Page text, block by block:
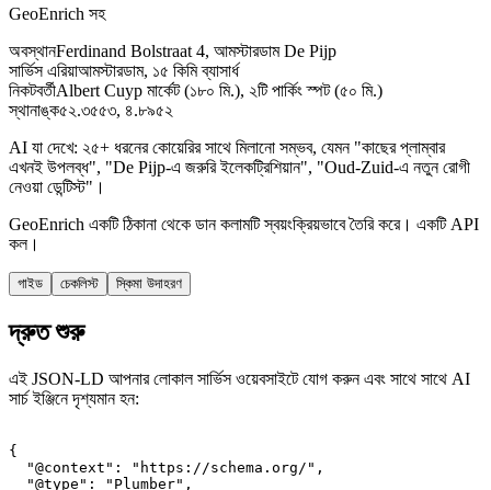
GeoEnrich সহ
অবস্থানFerdinand Bolstraat 4, আমস্টারডাম De Pijp
সার্ভিস এরিয়াআমস্টারডাম, ১৫ কিমি ব্যাসার্ধ
নিকটবর্তীAlbert Cuyp মার্কেট (১৮০ মি.), ২টি পার্কিং স্পট (৫০ মি.)
স্থানাঙ্ক৫২.৩৫৫৩, ৪.৮৯৫২
AI যা দেখে: ২৫+ ধরনের কোয়েরির সাথে মিলানো সম্ভব, যেমন "কাছের প্লাম্বার
এখনই উপলব্ধ", "De Pijp-এ জরুরি ইলেকট্রিশিয়ান", "Oud-Zuid-এ নতুন রোগী
নেওয়া ডেন্টিস্ট"।
GeoEnrich একটি ঠিকানা থেকে ডান কলামটি স্বয়ংক্রিয়ভাবে তৈরি করে। একটি API
কল।
গাইড চেকলিস্ট স্কিমা উদাহরণ
দ্রুত শুরু
এই JSON-LD আপনার লোকাল সার্ভিস ওয়েবসাইটে যোগ করুন এবং সাথে সাথে AI
সার্চ ইঞ্জিনে দৃশ্যমান হন:
{
  "@context": "https://schema.org/",
  "@type": "Plumber",